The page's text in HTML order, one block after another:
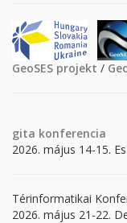
GeoSES projekt /
gita konferencia
2026. május 14-15.
Térinformatikai
2026. május 21-22.